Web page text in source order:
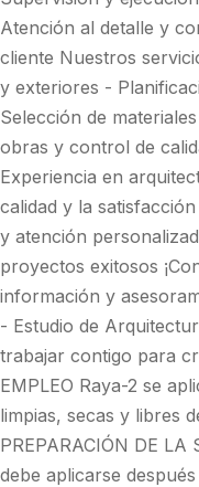
Atención al detalle y
cliente Nuestros
y exteriores -
Selección de
obras y control de
Experiencia en
calidad y la
y atención
proyectos exitosos
información y
- Estudio de
trabajar contigo para
EMPLEO Raya-2 se
limpias, secas y libres
PREPARACIÓN DE LA
debe aplicarse